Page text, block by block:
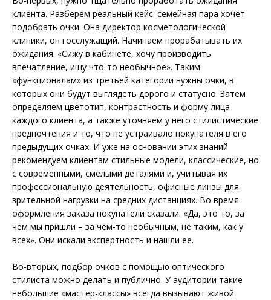
клиента. Разберем реальный кейс: семейная пара хочет
подобрать очки. Она директор косметологической
клиники, он госслужащий. Начинаем прорабатывать их
ожидания. «Сижу в кабинете, хочу производить
впечатление, ищу что-то необычное». Таким
«функционалам» из третьей категории нужны очки, в
которых они будут выглядеть дорого и статусно. Затем
определяем цветотип, контрастность и форму лица
каждого клиента, а также уточняем у него стилистические
предпочтения и то, что не устраи­вало покупателя в его
предыдущих очках. И уже на основании этих знаний
рекомендуем клиентам стильные модели, классические, но
с современными, смелыми деталями и, учитывая их
профессиональную деятельность, офисные линзы для
зрительной нагрузки на средних дистанциях. Во время
оформ­ления заказа покупатели сказали: «Да, это то, за
чем мы пришли – за чем-то не­обычным, не таким, как у
всех». Они искали экспертность и нашли ее.
Во-вторых, подбор очков с помощью оптического
стилиста можно делать и пуб­лично. У аудитории такие
небольшие «мастер-классы» всегда вызывают живой